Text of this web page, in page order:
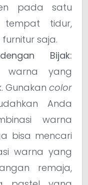
pada satu
tempat tidur,
saja.
Bijak:
warna yang
Gunakan color
Anda
warna
bisa mencari
warna yang
remaja,